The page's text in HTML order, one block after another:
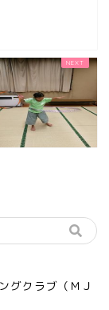
グクラブ（ＭＪ